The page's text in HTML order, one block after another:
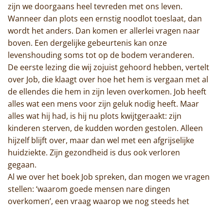
zijn we doorgaans heel tevreden met ons leven.
Wanneer dan plots een ernstig noodlot toeslaat, dan
wordt het anders. Dan komen er allerlei vragen naar
boven. Een dergelijke gebeurtenis kan onze
levenshouding soms tot op de bodem veranderen.
De eerste lezing die wij zojuist gehoord hebben, vertelt
over Job, die klaagt over hoe het hem is vergaan met al
de ellendes die hem in zijn leven overkomen. Job heeft
alles wat een mens voor zijn geluk nodig heeft. Maar
alles wat hij had, is hij nu plots kwijtgeraakt: zijn
kinderen sterven, de kudden worden gestolen. Alleen
hijzelf blijft over, maar dan wel met een afgrijselijke
huidziekte. Zijn gezondheid is dus ook verloren
gegaan.
Al we over het boek Job spreken, dan mogen we vragen
stellen: ‘waarom goede mensen nare dingen
overkomen’, een vraag waarop we nog steeds het